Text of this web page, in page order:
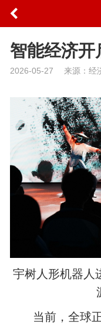
智能经济开
2026-05-27 来源：经
宇树人形机器人
当前，全球